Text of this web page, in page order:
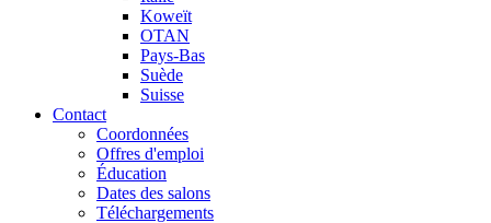
Koweït
OTAN
Pays-Bas
Suède
Suisse
Contact
Coordonnées
Offres d'emploi
Éducation
Dates des salons
Téléchargements